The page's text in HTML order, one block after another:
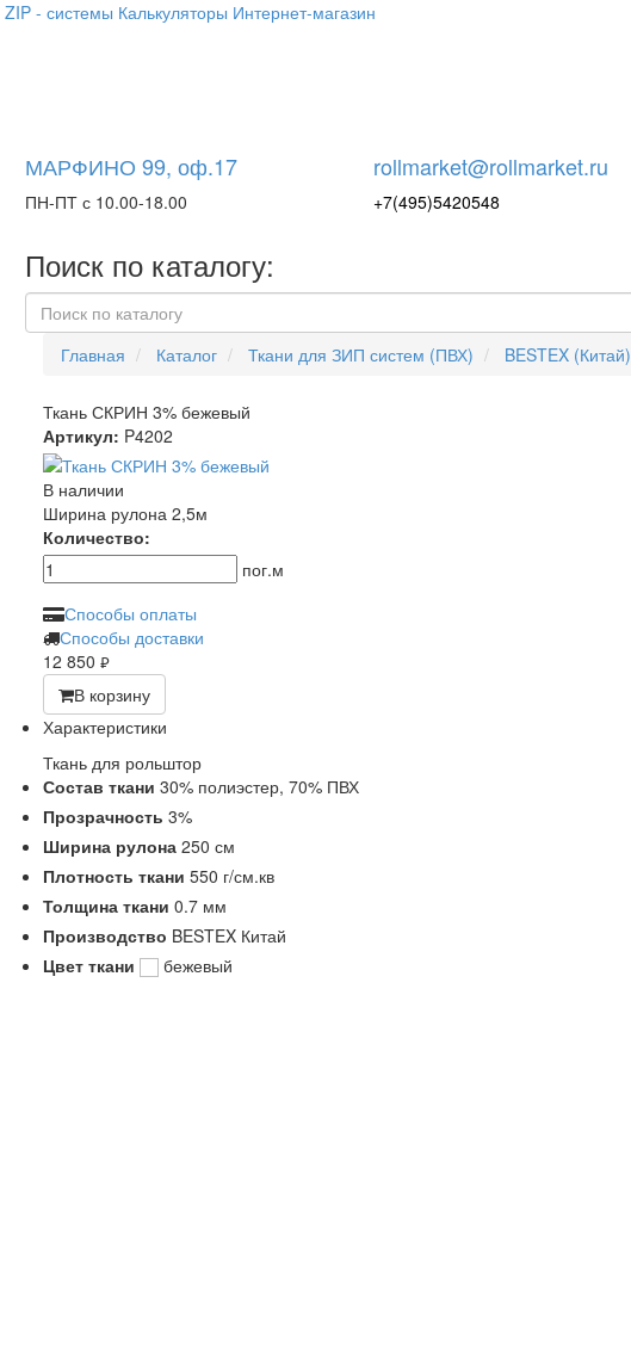
ZIP - системы Калькуляторы Интернет-магазин
МАРФИНО 99, оф.17
ПН-ПТ с 10.00-18.00
rollmarket@rollmarket.ru
+7(495)5420548
Поиск по каталогу:
Главная Каталог Ткани для ЗИП систем (ПВХ) BESTEX (Китай)
Ткань СКРИН 3% бежевый
Артикул: P4202
В наличии
Ширина рулона 2,5м
Количество:
пог.м
Способы оплаты
Способы доставки
12 850 руб.
В корзину
Характеристики
Ткань для рольштор
Состав ткани 30% полиэстер, 70% ПВХ
Прозрачность 3%
Ширина рулона 250 см
Плотность ткани 550 г/см.кв
Толщина ткани 0.7 мм
Производство BESTEX Китай
Цвет ткани
бежевый